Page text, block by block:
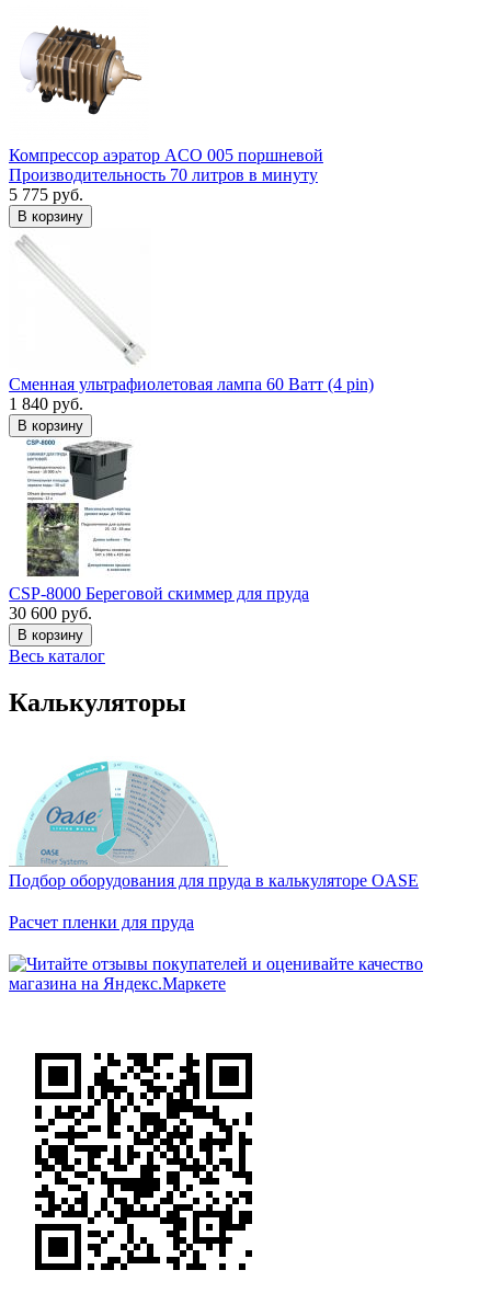
Компрессор аэратор ACO 005 поршневой
Производительность 70 литров в минуту
5 775 руб.
В корзину
Сменная ультрафиолетовая лампа 60 Ватт (4 pin)
1 840 руб.
В корзину
CSP-8000 Береговой скиммер для пруда
30 600 руб.
В корзину
Весь каталог
Калькуляторы
Подбор оборудования для пруда в калькуляторе OASE
Расчет пленки для пруда